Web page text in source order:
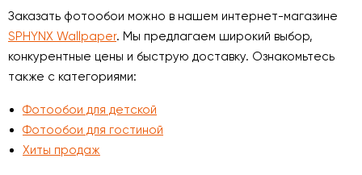
Заказать фотообои можно в нашем интернет-магазине
SPHYNX Wallpaper. Мы предлагаем широкий выбор,
конкурентные цены и быструю доставку. Ознакомьтесь
также с категориями:
Фотообои для детской
Фотообои для гостиной
Хиты продаж